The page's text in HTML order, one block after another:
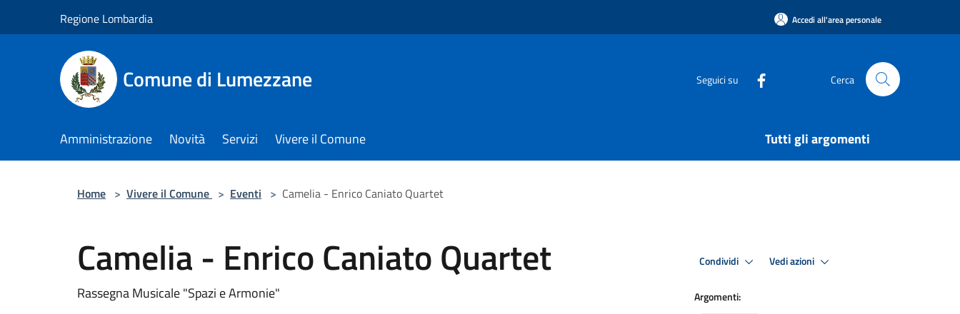
Regione Lombardia Accedi all'area personale
Comune di Lumezzane Seguici su Cerca
Amministrazione Novità Servizi Vivere il Comune Tutti gli argomenti
Home > Vivere il Comune > Eventi > Camelia - Enrico Caniato Quartet
Camelia - Enrico Caniato Quartet
Rassegna Musicale "Spazi e Armonie"
Condividi Vedi azioni
Argomenti: